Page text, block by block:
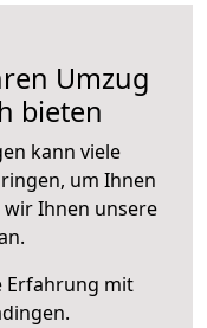
Umzug
bieten
kann viele
um Ihnen
wir Ihnen unsere
Erfahrung mit
.